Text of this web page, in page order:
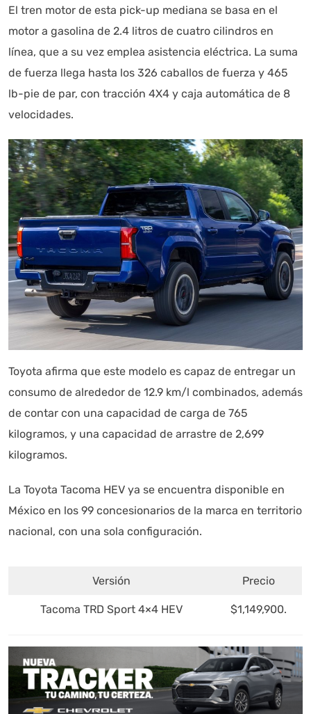
El tren motor de esta pick-up mediana se basa en el
motor a gasolina de 2.4 litros de cuatro cilindros en
línea, que a su vez emplea asistencia eléctrica. La suma
de fuerza llega hasta los 326 caballos de fuerza y 465
lb-pie de par, con tracción 4X4 y caja automática de 8
velocidades.
Toyota afirma que este modelo es capaz de entregar un
consumo de alrededor de 12.9 km/l combinados, además
de contar con una capacidad de carga de 765
kilogramos, y una capacidad de arrastre de 2,699
kilogramos.
La Toyota Tacoma HEV ya se encuentra disponible en
México en los 99 concesionarios de la marca en territorio
nacional, con una sola configuración.
Versión Precio
Tacoma TRD Sport 4×4 HEV $1,149,900.